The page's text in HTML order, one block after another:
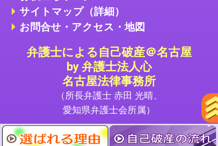
サイトマップ（詳細）
お問合せ・アクセス・地図
弁護士による自己破産＠名古屋
by 弁護士法人心
名古屋法律事務所
（所長弁護士 赤田 光晴、
愛知県弁護士会所属）